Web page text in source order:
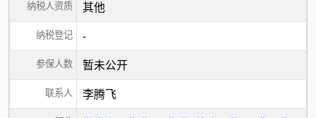
纳税人资质 其他
纳税登记 -
参保人数 暂未公开
联系人 李腾飞